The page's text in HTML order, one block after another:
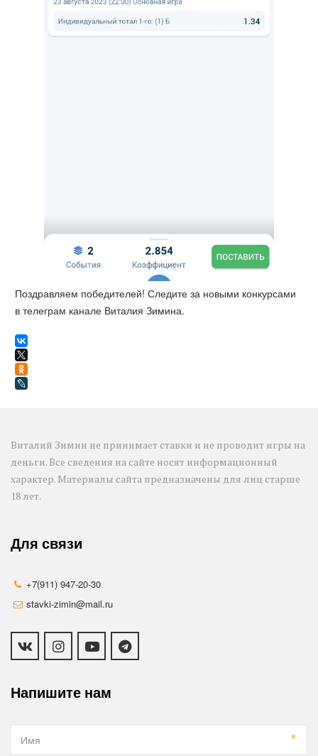
Поздравляем победителей! Следите за новыми конкурсами
в телеграм канале Виталия Зимина.
Виталий Зимин не принимает ставки и не проводит игры на
деньги. Все сведения на сайте носят информационный
характер. Материалы сайта предназначены для лиц старше
18 лет.
Для связи
+7(911) 947-20-30
stavki-zimin@mail.ru
Напишите нам
*